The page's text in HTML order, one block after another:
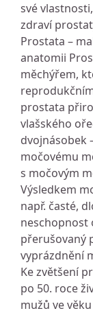
své
zdraví
Prostata –
anatomii
měchýřem,
prostata
vlašského
dvojnásobek
močovému
s močovým
Výsledkem
např. časté,
neschopnost
přerušovaný
vyprázdnění
Ke zvětšení
po 50. roce
mužů ve